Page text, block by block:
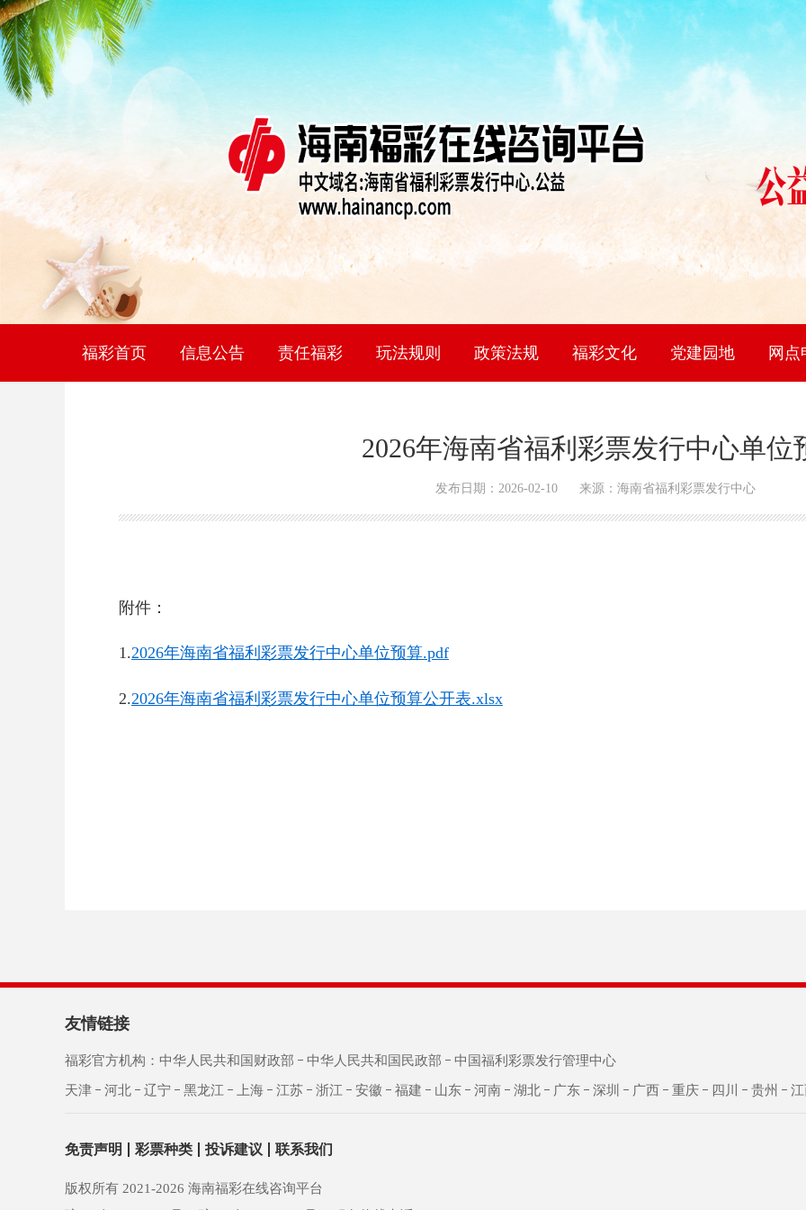
福彩首页 信息公告 责任福彩 玩法规则 政策法规 福彩文化 党建园地 网点
2026年海南省福利彩票发行中心单位
发布日期：2026-02-10 来源：海南省福利彩票发行中心
附件：
1.2026年海南省福利彩票发行中心单位预算.pdf
2.2026年海南省福利彩票发行中心单位预算公开表.xlsx
友情链接
福彩官方机构： 中华人民共和国财政部 中华人民共和国民政部 中国福利彩票发行管理中心
天津 河北 辽宁 黑龙江 上海 江苏 浙江 安徽 福建 山东 河南 湖北 广东 深圳 广西 重庆 四川 贵州
免责声明 彩票种类 投诉建议 联系我们
版权所有 2021-2026 海南福彩在线咨询平台